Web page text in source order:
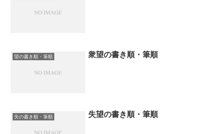
望の書き順・筆順 衆望の書き順・筆順
失の書き順・筆順 失望の書き順・筆順